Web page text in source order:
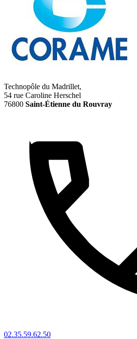
Technopôle du Madrillet,
54 rue Caroline Herschel
76800 Saint-Étienne du Rouvray
02.35.59.62.50